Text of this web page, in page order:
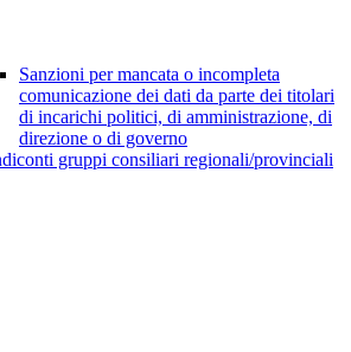
Sanzioni per mancata o incompleta
comunicazione dei dati da parte dei titolari
di incarichi politici, di amministrazione, di
direzione o di governo
gruppi consiliari regionali/provinciali